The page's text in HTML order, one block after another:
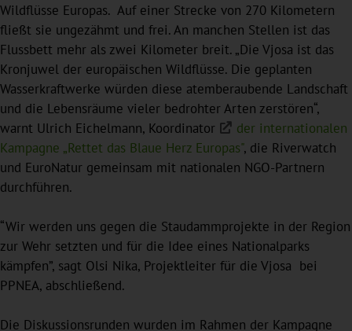
Wildflüsse Europas. Auf einer Strecke von 270 Kilometern
fließt sie ungezähmt und frei. An manchen Stellen ist das
Flussbett mehr als zwei Kilometer breit. „Die Vjosa ist das
Kronjuwel der europäischen Wildflüsse. Die geplanten
Wasserkraftwerke würden diese atemberaubende Landschaft
und die Lebensräume vieler bedrohter Arten zerstören“,
warnt Ulrich Eichelmann, Koordinator
der internationalen
Kampagne „Rettet das Blaue Herz Europas", die Riverwatch
und EuroNatur gemeinsam mit nationalen NGO-Partnern
durchführen.
“Wir werden uns gegen die Staudammprojekte in der Region
zur Wehr setzten und für die Idee eines Nationalparks
kämpfen”, sagt Olsi Nika, Projektleiter für die Vjosa bei
PPNEA, abschließend.
Die Diskussionsrunden wurden im Rahmen der Kampagne